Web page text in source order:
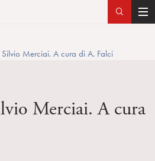
T
a
Silvio Merciai. A cura di A. Falci
Merciai. A cura